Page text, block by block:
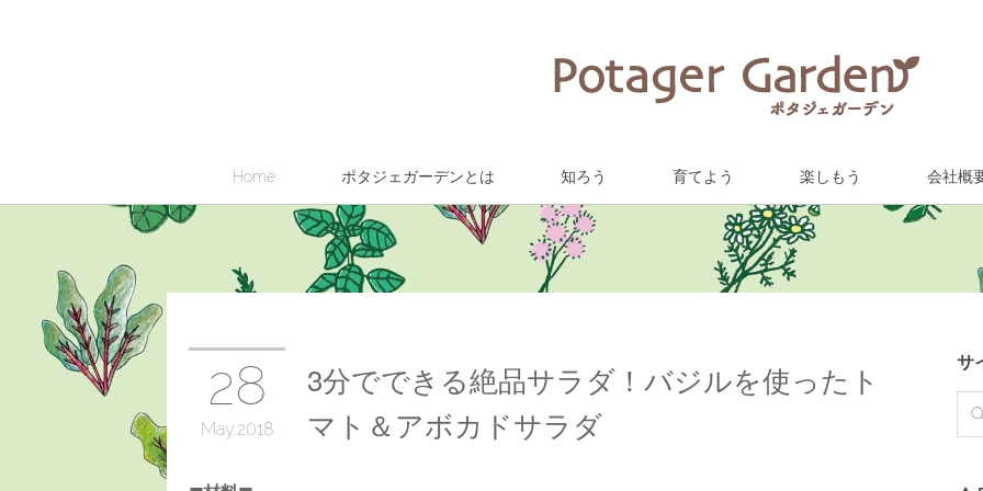
Home ポタジェガーデンとは 知ろう 育てよう 楽しもう 会社概
28
May 2018
3分でできる絶品サラダ！バジルを使ったト
マト＆アボカドサラダ
サ